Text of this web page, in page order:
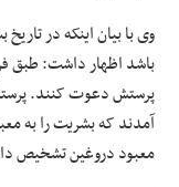
وی با بیان اینکه در
باشد اظهار داشت: طبق
پرستش دعوت کنند.
آمدند که بشریت را به
معبود دروغین تشخیص